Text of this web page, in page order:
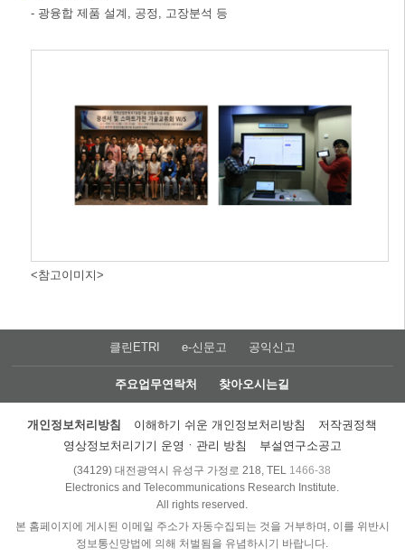
- 광융합 제품 설계, 공정, 고장분석 등
<참고이미지>
클린ETRI e-신문고 공익신고
주요업무연락처 찾아오시는길
개인정보처리방침 이해하기 쉬운 개인정보처리방침
저작권정책
영상정보처리기기 운영ㆍ관리 방침
부설연구소공고
(34129) 대전광역시 유성구 가정로 218, TEL 1466-38
Electronics and Telecommunications Research Institute.
All rights reserved.
본 홈페이지에 게시된 이메일 주소가 자동수집되는 것을 거부하며, 이를 위반시
정보통신망법에 의해 처벌됨을 유념하시기 바랍니다.